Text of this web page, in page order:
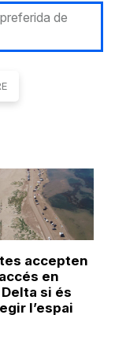
de
accepten
en
si és
l’espai